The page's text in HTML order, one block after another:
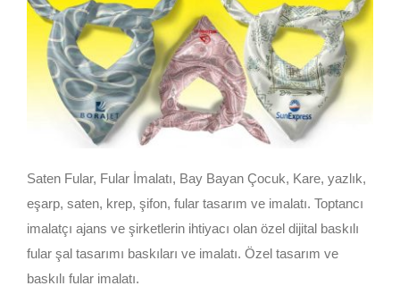
Saten Fular, Fular İmalatı, Bay Bayan Çocuk, Kare, yazlık,
eşarp, saten, krep, şifon, fular tasarım ve imalatı. Toptancı
imalatçı ajans ve şirketlerin ihtiyacı olan özel dijital baskılı
fular şal tasarımı baskıları ve imalatı. Özel tasarım ve
baskılı fular imalatı.